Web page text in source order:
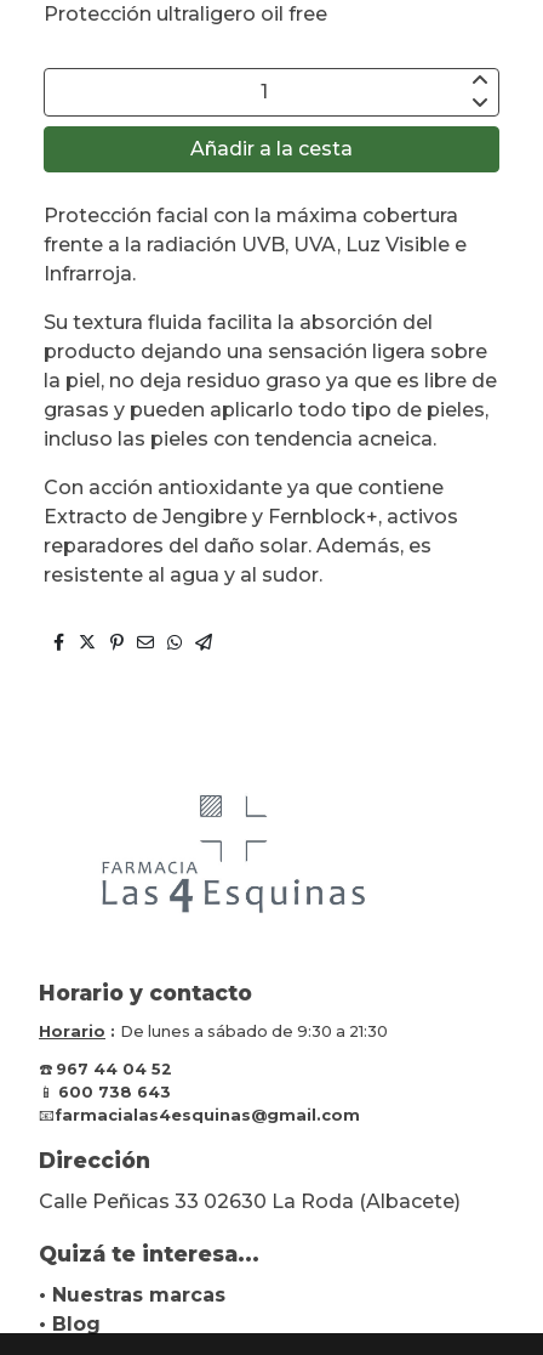
Protección ultraligero oil free
Añadir a la cesta
Protección facial con la máxima cobertura
frente a la radiación UVB, UVA, Luz Visible e
Infrarroja.
Su textura fluida facilita la absorción del
producto dejando una sensación ligera sobre
la piel, no deja residuo graso ya que es libre de
grasas y pueden aplicarlo todo tipo de pieles,
incluso las pieles con tendencia acneica.
Con acción antioxidante ya que contiene
Extracto de Jengibre y Fernblock+, activos
reparadores del daño solar. Además, es
resistente al agua y al sudor.
Horario y contacto
Horario : De lunes a sábado de 9:30 a 21:30
☎️ 967 44 04 52
📱 600 738 643
📧farmacialas4esquinas@gmail.com
Dirección
Calle Peñicas 33 02630 La Roda (Albacete)
Quizá te interesa...
• Nuestras marcas
• Blog